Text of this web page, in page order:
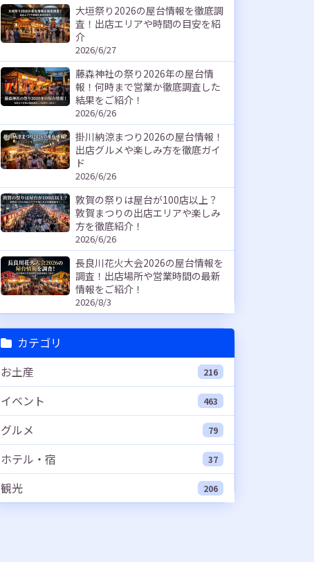
大垣祭り2026の屋台情報を徹底調
査！出店エリアや時間の目安を紹
介
2026/6/27
藤森神社の祭り2026年の屋台情
報！何時まで営業か徹底調査した
結果をご紹介！
2026/6/26
掛川納涼まつり2026の屋台情報！
出店グルメや楽しみ方を徹底ガイ
ド
2026/6/26
敦賀の祭りは屋台が100店以上？
敦賀まつりの出店エリアや楽しみ
方を徹底紹介！
2026/6/26
長良川花火大会2026の屋台情報を
調査！出店場所や営業時間の最新
情報をご紹介！
2026/8/3
カテゴリ
お土産
216
イベント 463
グルメ 79
ホテル・宿 37
観光 206